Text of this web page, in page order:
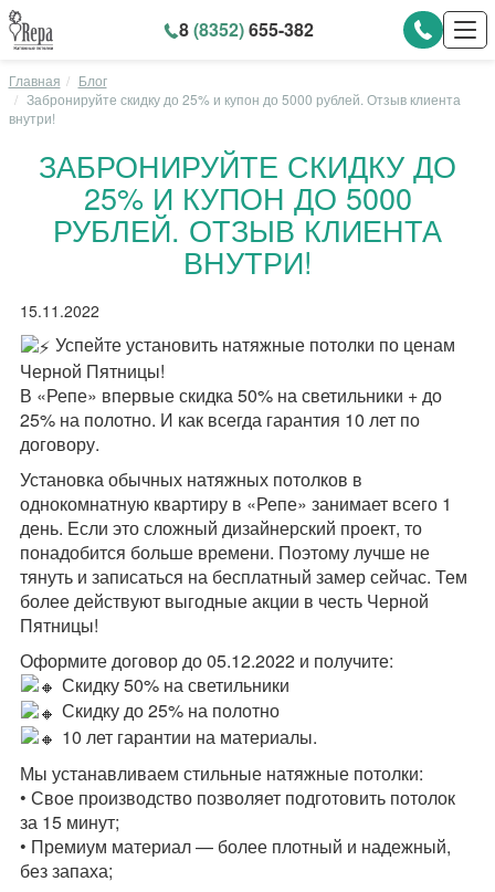
8(8352)655-382
Главная
Блог
Забронируйте скидку до 25% и купон до 5000 рублей. Отзыв клиента
внутри!
ЗАБРОНИРУЙТЕ СКИДКУ ДО
25% И КУПОН ДО 5000
РУБЛЕЙ. ОТЗЫВ КЛИЕНТА
ВНУТРИ!
15.11.2022
Успейте установить натяжные потолки по ценам
Черной Пятницы!
В «Репе» впервые скидка 50% на светильники + до
25% на полотно. И как всегда гарантия 10 лет по
договору.
Установка обычных натяжных потолков в
однокомнатную квартиру в «Репе» занимает всего 1
день. Если это сложный дизайнерский проект, то
понадобится больше времени. Поэтому лучше не
тянуть и записаться на бесплатный замер сейчас. Тем
более действуют выгодные акции в честь Черной
Пятницы!
Оформите договор до 05.12.2022 и получите:
Скидку 50% на светильники
Скидку до 25% на полотно
10 лет гарантии на материалы.
Мы устанавливаем стильные натяжные потолки:
• Свое производство позволяет подготовить потолок
за 15 минут;
• Премиум материал — более плотный и надежный,
без запаха;